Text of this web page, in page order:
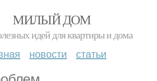
МИЛЫЙ ДОМ
идей для квартиры и дома
новости статьи